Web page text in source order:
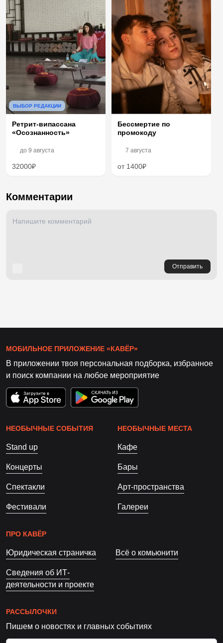
ВЫБОР РЕДАКЦИИ
Ретрит-випассана
«Осознанность»
до 9 августа
32000₽
Бессмертие по
промокоду
7 августа
от 1400₽
Комментарии
Отправить
МОБИЛЬНОЕ ПРИЛОЖЕНИЕ «КАВЁР»
В приложении твоя персональная подборка, избранное
и поиск компании на любое мероприятие
НЕОБЫЧНЫЕ СОБЫТИЯ
Stand up
Концерты
Спектакли
Фестивали
НЕОБЫЧНЫЕ МЕСТА
Кафе
Бары
Арт-пространства
Галереи
ПРО КАВЁР
Юридическая страничка Всё о комьюнити
Сведения об ИТ-
деятельности и проекте
РАССЫЛОЧКИ
Пишем о новостях и главных событиях